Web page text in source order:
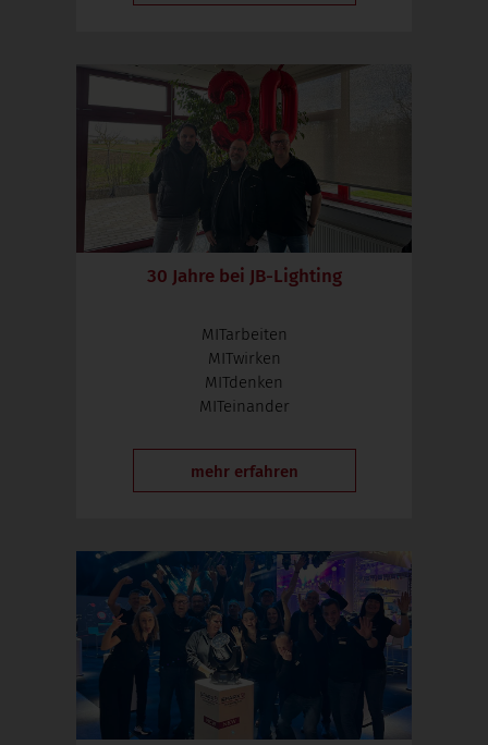
30 Jahre bei JB-Lighting
MITarbeiten
MITwirken
MITdenken
MITeinander
mehr erfahren